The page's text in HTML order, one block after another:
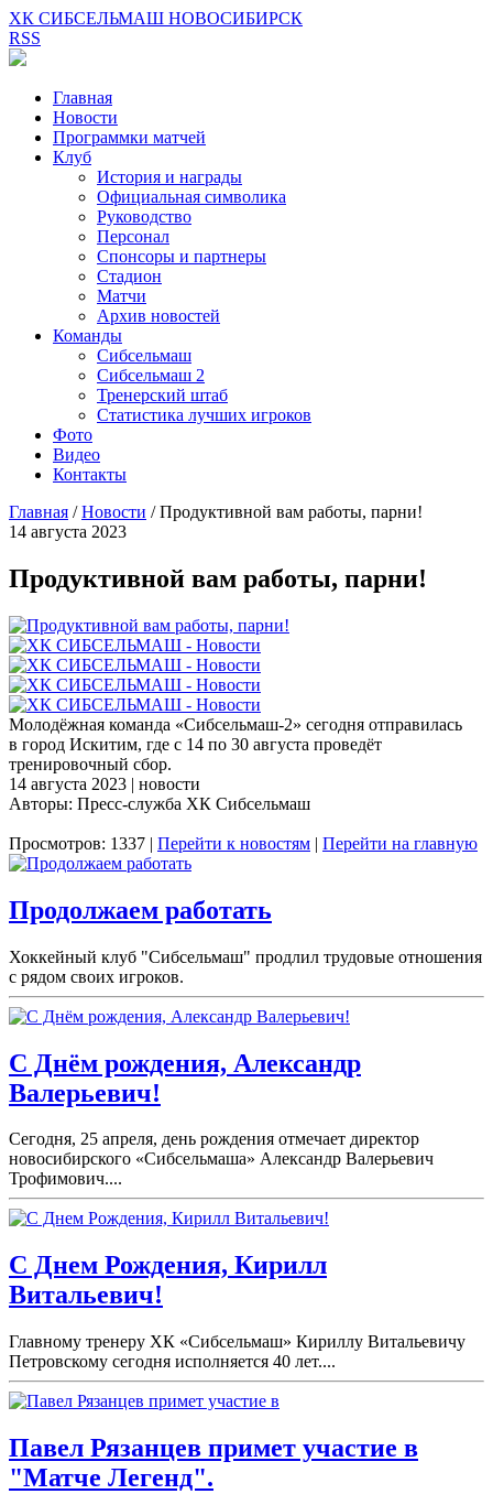
ХК СИБСЕЛЬМАШ НОВОСИБИРСК
RSS
Главная
Новости
Программки матчей
Клуб
История и награды
Официальная символика
Руководство
Персонал
Спонсоры и партнеры
Стадион
Матчи
Архив новостей
Команды
Сибсельмаш
Сибсельмаш 2
Тренерский штаб
Статистика лучших игроков
Фото
Видео
Контакты
Главная /Новости /Продуктивной вам работы, парни!
14 августа 2023
Продуктивной вам работы, парни!
Молодёжная команда «Сибсельмаш-2» сегодня отправилась
в город Искитим, где с 14 по 30 августа проведёт
тренировочный сбор.
14 августа 2023 | новости
Авторы: Пресс-служба ХК Сибсельмаш
Просмотров: 1337 | Перейти к новостям | Перейти на главную
Продолжаем работать
Хоккейный клуб "Сибсельмаш" продлил трудовые отношения
с рядом своих игроков.
С Днём рождения, Александр
Валерьевич!
Сегодня, 25 апреля, день рождения отмечает директор
новосибирского «Сибсельмаша» Александр Валерьевич
Трофимович....
С Днем Рождения, Кирилл
Витальевич!
Главному тренеру ХК «Сибсельмаш» Кириллу Витальевичу
Петровскому сегодня исполняется 40 лет....
Павел Рязанцев примет участие в
"Матче Легенд".